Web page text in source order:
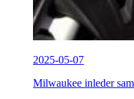
2025-05-07
Milwaukee inleder